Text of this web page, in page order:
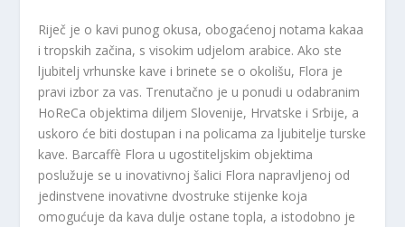
Riječ je o kavi punog okusa, obogaćenoj notama kakaa
i tropskih začina, s visokim udjelom arabice. Ako ste
ljubitelj vrhunske kave i brinete se o okolišu, Flora je
pravi izbor za vas. Trenutačno je u ponudi u odabranim
HoReCa objektima diljem Slovenije, Hrvatske i Srbije, a
uskoro će biti dostupan i na policama za ljubitelje turske
kave. Barcaffè Flora u ugostiteljskim objektima
poslužuje se u inovativnoj šalici Flora napravljenoj od
jedinstvene inovativne dvostruke stijenke koja
omogućuje da kava dulje ostane topla, a istodobno je